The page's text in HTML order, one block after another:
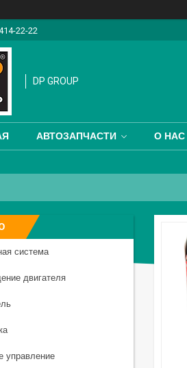
22-22
DP GROUP
АВТОЗАПЧАСТИ О НАС
система
двигателя
управление